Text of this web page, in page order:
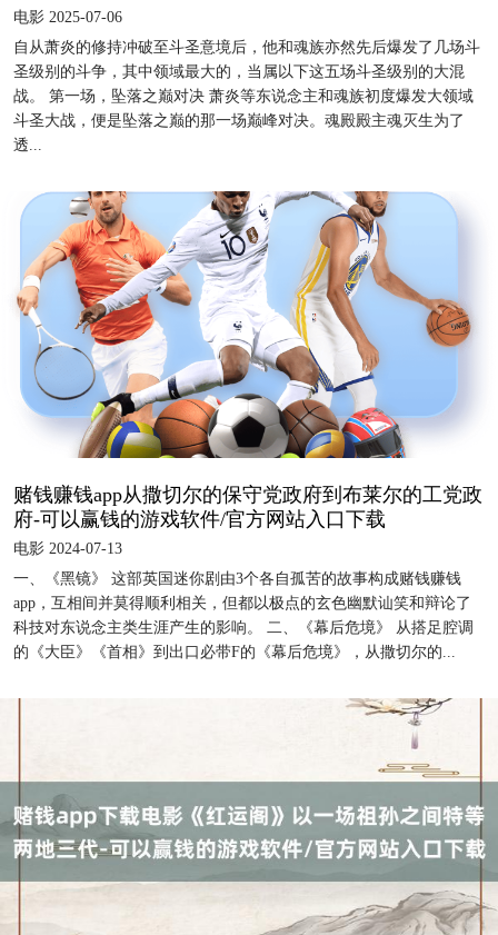
电影 2025-07-06
自从萧炎的修持冲破至斗圣意境后，他和魂族亦然先后爆发了几场斗
圣级别的斗争，其中领域最大的，当属以下这五场斗圣级别的大混
战。 第一场，坠落之巅对决 萧炎等东说念主和魂族初度爆发大领域
斗圣大战，便是坠落之巅的那一场巅峰对决。魂殿殿主魂灭生为了
透...
赌钱赚钱app从撒切尔的保守党政府到布莱尔的工党政
府-可以赢钱的游戏软件/官方网站入口下载
电影 2024-07-13
一、《黑镜》 这部英国迷你剧由3个各自孤苦的故事构成赌钱赚钱
app，互相间并莫得顺利相关，但都以极点的玄色幽默讪笑和辩论了
科技对东说念主类生涯产生的影响。 二、《幕后危境》 从搭足腔调
的《大臣》《首相》到出口必带F的《幕后危境》，从撒切尔的...